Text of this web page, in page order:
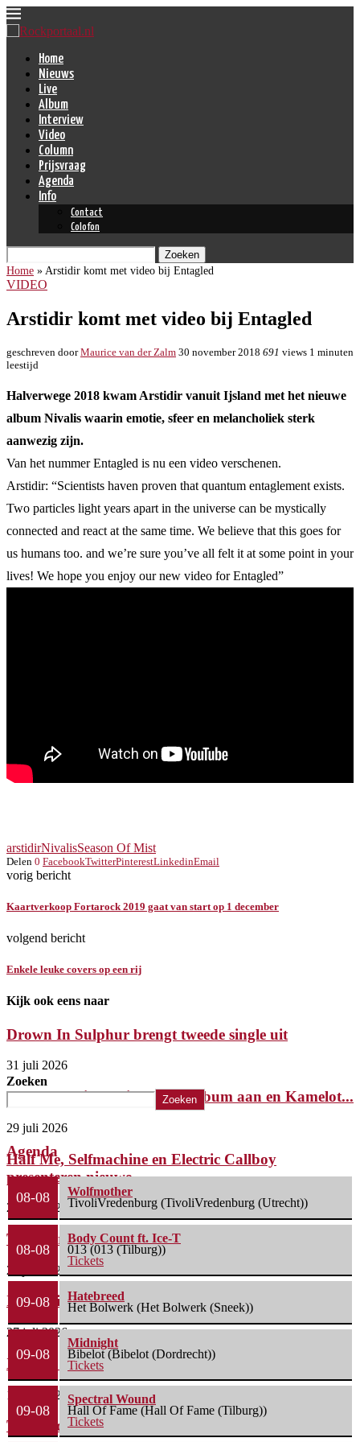
Home
Nieuws
Live
Album
Interview
Video
Column
Prijsvraag
Agenda
Info
Contact
Colofon
Zoeken
Home » Arstidir komt met video bij Entagled
VIDEO
Arstidir komt met video bij Entagled
geschreven doorMaurice van der Zalm 30 november 2018 691 views 1 minuten
leestijd
Halverwege 2018 kwam Arstidir vanuit Ijsland met het nieuwe
album Nivalis waarin emotie, sfeer en melancholiek sterk
aanwezig zijn.
Van het nummer Entagled is nu een video verschenen.
Arstidir: “Scientists haven proven that quantum entaglement exists.
Two particles light years apart in the universe can be mystically
connected and react at the same time. We believe that this goes for
us humans too. and we’re sure you’ve all felt it at some point in your
lives! We hope you enjoy our new video for Entagled”
arstidirNivalisSeason Of Mist
Delen 0 FacebookTwitterPinterestLinkedinEmail
vorig bericht
Kaartverkoop Fortarock 2019 gaat van start op 1 december
volgend bericht
Enkele leuke covers op een rij
Kijk ook eens naar
Drown In Sulphur brengt tweede single uit
31 juli 2026
Tony Iommi kondigt nieuw album aan en Kamelot...
29 juli 2026
Half Me, Selfmachine en Electric Callboy
presenteren nieuwe...
29 juli 2026
Temic brengt nieuwe single uit
28 juli 2026
Insomnium brengt nieuwe single uit
27 juli 2026
Xskull8 lanceert nieuwe single
17 juli 2026
Twee video’s die je moet zien/horen
Zoeken
Zoeken
Agenda
08-08
Wolfmother
TivoliVredenburg (TivoliVredenburg (Utrecht))
08-08
Body Count ft. Ice-T
013 (013 (Tilburg))
Tickets
09-08
Hatebreed
Het Bolwerk (Het Bolwerk (Sneek))
09-08
Midnight
Bibelot (Bibelot (Dordrecht))
Tickets
09-08
Spectral Wound
Hall Of Fame (Hall Of Fame (Tilburg))
Tickets